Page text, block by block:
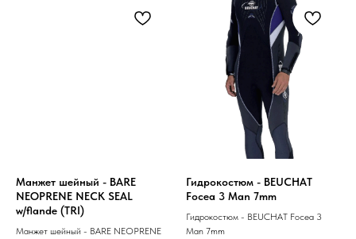
Манжет шейный - BARE
NEOPRENE NECK SEAL
w/flande (TRI)
Манжет шейный - BARE NEOPRENE
Гидрокостюм - BEUCHAT
Focea 3 Man 7mm
Гидрокостюм - BEUCHAT Focea 3
Man 7mm